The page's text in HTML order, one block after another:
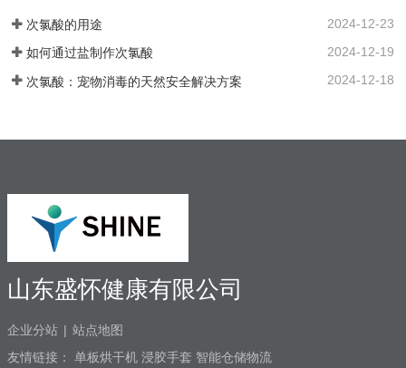
消毒问题。各地市的使用标准：解决方案
以及使用场景：1. 一机多用，解决牙椅水
次氯酸的用途 2024-12-23
如何通过盐制作次氯酸 2024-12-19
次氯酸：宠物消毒的天然安全解决方案 2024-12-18
山东盛怀健康有限公司
企业分站 | 站点地图
友情链接： 单板烘干机 浸胶手套 智能仓储物流